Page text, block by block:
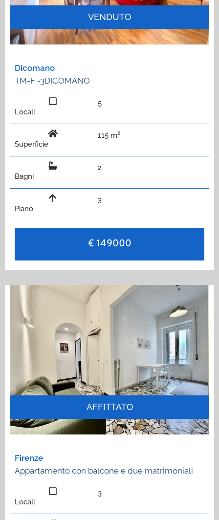
VENDUTO
Dicomano
TM-F -3DICOMANO
Locali
5
Superficie
115 m²
Bagni
2
Piano
3
€ 149000
AFFITTATO
Firenze
Appartamento con balcone e due matrimoniali
Locali
3